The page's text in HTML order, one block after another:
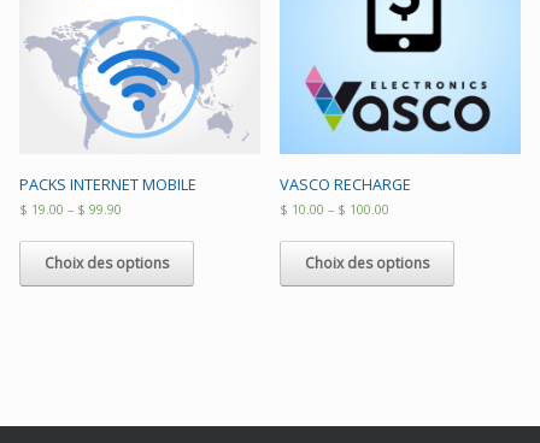
PACKS INTERNET MOBILE
$ 19.00 – $ 99.90
Choix des options
VASCO RECHARGE
$ 10.00 – $ 100.00
Choix des options